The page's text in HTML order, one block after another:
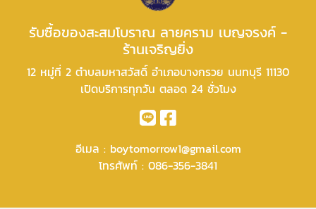
รับซื้อของสะสมโบราณ ลายคราม เบญจรงค์ -
ร้านเจริญยิ่ง
12 หมู่ที่ 2 ตำบลมหาสวัสดิ์ อำเภอบางกรวย นนทบุรี 11130
เปิดบริการทุกวัน ตลอด 24 ชั่วโมง
อีเมล : boytomorrow1@gmail.com
โทรศัพท์ : 086-356-3841